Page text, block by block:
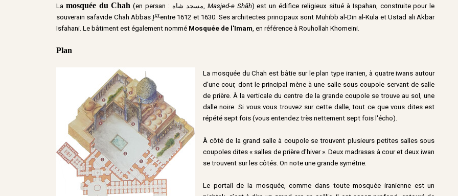
La mosquée du Chah Masjed-e Shāh) est un édifice religieux situé à Ispahan, construite pour le
souverain safavide Chah Abbas Ierentre 1612 et 1630. Ses architectes principaux sont Muhibb al-Din al-Kula et Ustad ali Akbar
Isfahani. Le bâtiment est également nommé Mosquée de l'Imam, en référence à Rouhollah Khomeini.
Plan
La mosquée du Chah est bâtie sur le plan type iranien, à quatre iwans autour
d'une cour, dont le principal mène à une salle sous coupole servant de salle
de prière. À la verticale du centre de la grande coupole se trouve au sol, une
dalle noire. Si vous vous trouvez sur cette dalle, tout ce que vous dites est
répété sept fois (vous entendez très nettement sept fois l'écho).
À côté de la grand salle à coupole se trouvent plusieurs petites salles sous
coupoles dites « salles de prière d'hiver ». Deux madrasas à cour et deux iwan
se trouvent sur les côtés. On note une grande symétrie.
Le portail de la mosquée, comme dans toute mosquée iranienne est un